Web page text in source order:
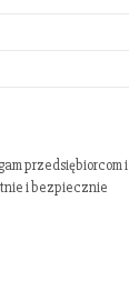
przedsiębiorcom i
i bezpiecznie